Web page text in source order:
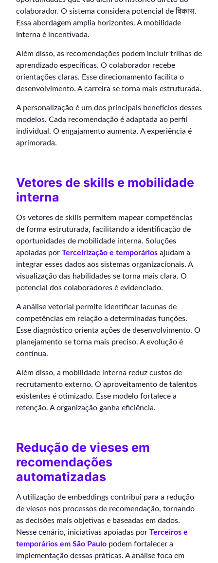
colaborador. O sistema considera potencial de विकास.
Essa abordagem amplia horizontes. A mobilidade
interna é incentivada.
Além disso, as recomendações podem incluir trilhas de
aprendizado específicas. O colaborador recebe
orientações claras. Esse direcionamento facilita o
desenvolvimento. A carreira se torna mais estruturada.
A personalização é um dos principais benefícios desses
modelos. Cada recomendação é adaptada ao perfil
individual. O engajamento aumenta. A experiência é
aprimorada.
Vetores de skills e mobilidade
interna
Os vetores de skills permitem mapear competências
de forma estruturada, facilitando a identificação de
oportunidades de mobilidade interna. Soluções
apoiadas por Terceirização e temporários ajudam a
integrar esses dados aos sistemas organizacionais. A
visualização das habilidades se torna mais clara. O
potencial dos colaboradores é evidenciado.
A análise vetorial permite identificar lacunas de
competências em relação a determinadas funções.
Esse diagnóstico orienta ações de desenvolvimento. O
planejamento se torna mais preciso. A evolução é
contínua.
Além disso, a mobilidade interna reduz custos de
recrutamento externo. O aproveitamento de talentos
existentes é otimizado. Esse modelo fortalece a
retenção. A organização ganha eficiência.
Redução de vieses em
recomendações
automatizadas
A utilização de embeddings contribui para a redução
de vieses nos processos de recomendação, tornando
as decisões mais objetivas e baseadas em dados.
Nesse cenário, iniciativas apoiadas por Terceiros e
temporários em São Paulo podem fortalecer a
implementação dessas práticas. A análise foca em